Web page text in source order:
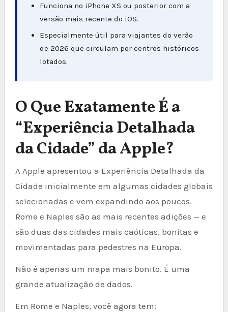
Funciona no iPhone XS ou posterior com a
versão mais recente do iOS.
Especialmente útil para viajantes do verão
de 2026 que circulam por centros históricos
lotados.
O Que Exatamente É a
“Experiência Detalhada
da Cidade” da Apple?
A Apple apresentou a Experiência Detalhada da
Cidade inicialmente em algumas cidades globais
selecionadas e vem expandindo aos poucos.
Rome e Naples são as mais recentes adições — e
são duas das cidades mais caóticas, bonitas e
movimentadas para pedestres na Europa.
Não é apenas um mapa mais bonito. É uma
grande atualização de dados.
Em Rome e Naples, você agora tem: